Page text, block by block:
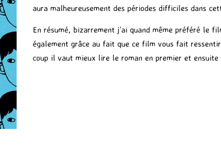
aura malheureusement des périodes difficiles dans
En résumé, bizarrement j’ai quand même préféré le
également grâce au fait que ce film vous fait
coup il vaut mieux lire le roman en premier et